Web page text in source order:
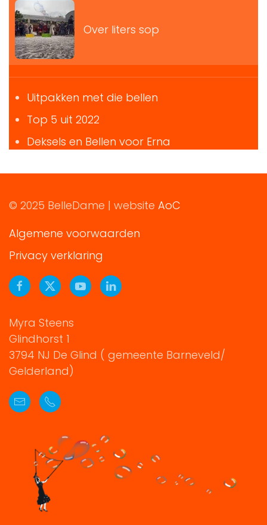
Over liters sop
Uitpakken met die bellen
Top 5 uit 2022
Deksels en Bellen voor Erna
© 2025 BelleDame | website AoC
Algemene voorwaarden
Privacy verklaring
Myra Steens
Glindhorst 1
3794 NJ De Glind ( gemeente Barneveld/
Gelderland)